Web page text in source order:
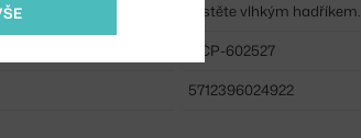
Čistěte vlhkým hadříkem.
NCP-602527
5712396024922